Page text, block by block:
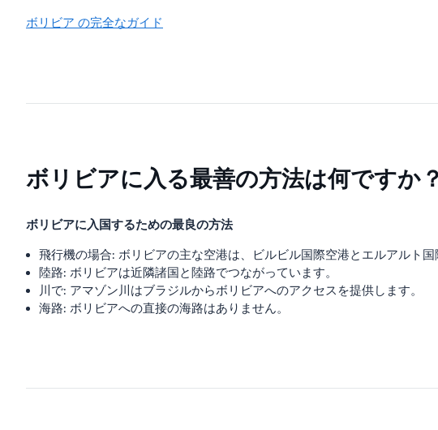
ボリビア の完全なガイド
ボリビアに入る最善の方法は何ですか？
ボリビアに入国するための最良の方法
飛行機の場合: ボリビアの主な空港は、ビルビル国際空港とエルアルト国
陸路: ボリビアは近隣諸国と陸路でつながっています。
川で: アマゾン川はブラジルからボリビアへのアクセスを提供します。
海路: ボリビアへの直接の海路はありません。